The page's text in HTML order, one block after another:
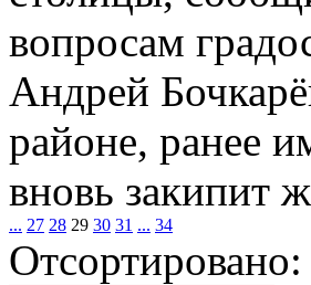
вопросам
Андрей
районе, ранее
вновь закипит
... 27 28 29 30 31 ... 34
Отсортировано: